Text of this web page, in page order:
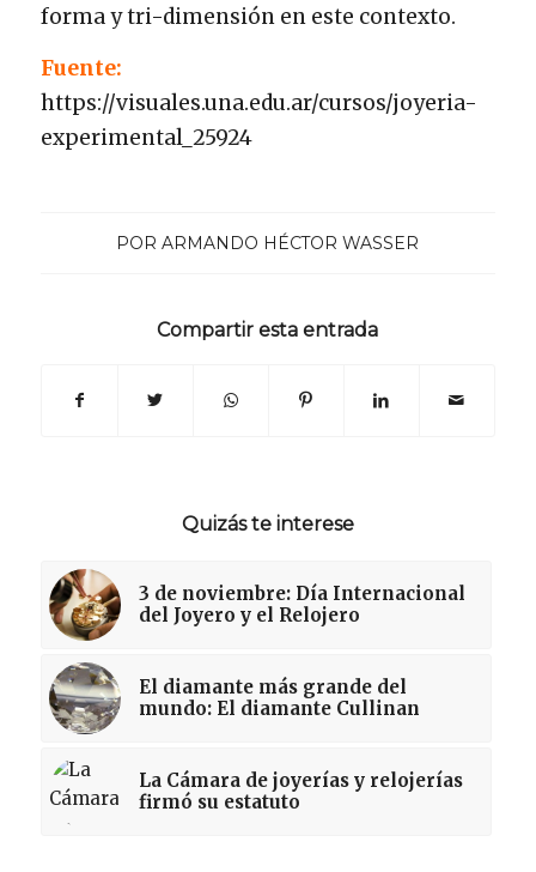
forma y tri-dimensión en este contexto.
Fuente:
https://visuales.una.edu.ar/cursos/joyeria-
experimental_25924
PORARMANDO HÉCTOR WASSER
Compartir esta entrada
Quizás te interese
3 de noviembre: Día Internacional
del Joyero y el Relojero
El diamante más grande del
mundo: El diamante Cullinan
La Cámara de joyerías y relojerías
firmó su estatuto